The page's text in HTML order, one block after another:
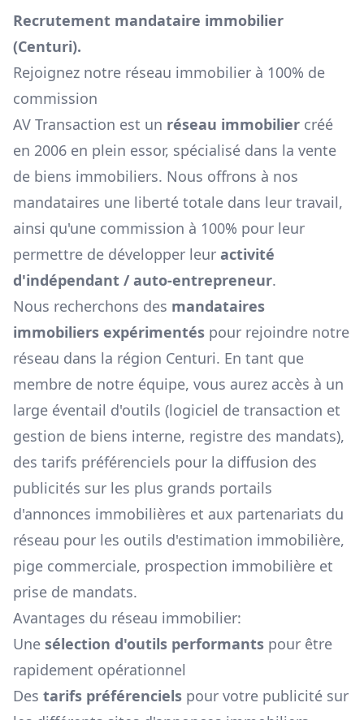
Recrutement mandataire immobilier
(Centuri).
Rejoignez notre réseau immobilier à 100% de
commission
AV Transaction est un réseau immobilier créé
en 2006 en plein essor, spécialisé dans la vente
de biens immobiliers. Nous offrons à nos
mandataires une liberté totale dans leur travail,
ainsi qu'une commission à 100% pour leur
permettre de développer leur activité
d'indépendant / auto-entrepreneur.
Nous recherchons des mandataires
immobiliers expérimentés pour rejoindre notre
réseau dans la région Centuri. En tant que
membre de notre équipe, vous aurez accès à un
large éventail d'outils (logiciel de transaction et
gestion de biens interne, registre des mandats),
des tarifs préférenciels pour la diffusion des
publicités sur les plus grands portails
d'annonces immobilières et aux partenariats du
réseau pour les outils d'estimation immobilière,
pige commerciale, prospection immobilière et
prise de mandats.
Avantages du réseau immobilier:
Une sélection d'outils performants pour être
rapidement opérationnel
Des tarifs préférenciels pour votre publicité sur